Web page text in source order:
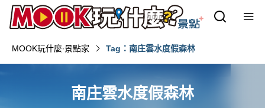
MOOK玩什麼‧景點家 Tag：南庄雲水度假森林
南庄雲水度假森林